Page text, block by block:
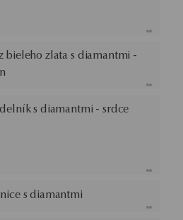
bieleho zlata s diamantmi -
s diamantmi - srdce
s diamantmi